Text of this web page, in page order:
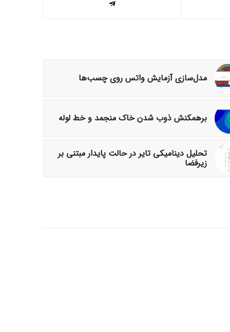
مدل‌سازی آزمایش واتس روی چسب‌ها
برهمکنش ذوب شدن خاک منجمد و خط لوله
تحلیل دینامیکی تایر در حالت پایدار مبتنی بر
زیرفضا